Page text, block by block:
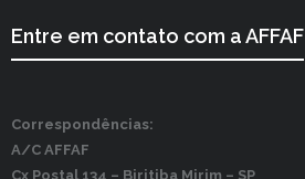
Entre em contato com a AFFAF
Correspondências:
A/C AFFAF
Cx Postal 134 – Biritiba Mirim – SP